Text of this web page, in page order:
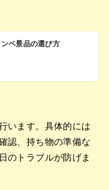
ペ景品の選び方
います。具体的には
認、持ち物の準備な
のトラブルが防げま